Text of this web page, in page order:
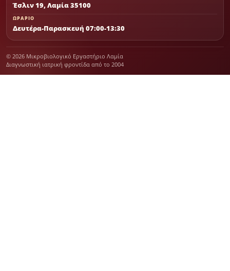
Έσλιν 19, Λαμία 35100
ΩΡΑΡΙΟ
Δευτέρα-Παρασκευή 07:00-13:30
© 2026 Μικροβιολογικό Εργαστήριο Λαμία
Διαγνωστική ιατρική φροντίδα από το 2004